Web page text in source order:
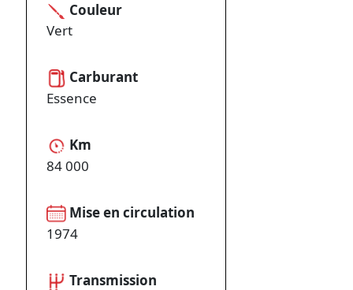
Couleur
Vert
Carburant
Essence
Km
84 000
Mise en circulation
1974
Transmission